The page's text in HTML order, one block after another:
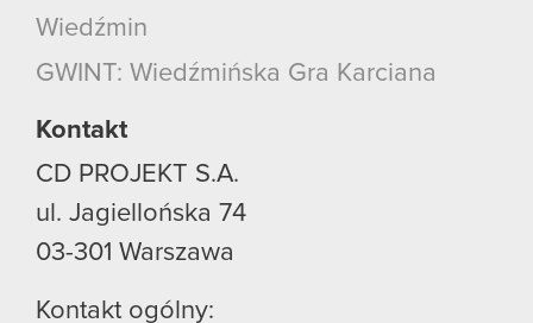
Wiedźmin
GWINT: Wiedźmińska Gra Karciana
Kontakt
CD PROJEKT S.A.
ul. Jagiellońska 74
03-301 Warszawa
Kontakt ogólny: